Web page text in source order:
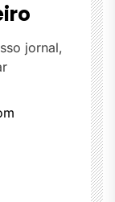
jornal,